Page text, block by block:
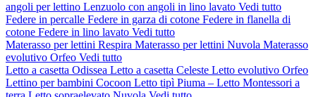
angoli per lettino Lenzuolo con angoli in lino lavato Vedi tutto
Federe in percalle Federe in garza di cotone Federe in flanella di
cotone Federe in lino lavato Vedi tutto
Materasso per lettini Respira Materasso per lettini Nuvola Materasso
evolutivo Orfeo Vedi tutto
Letto a casetta Odissea Letto a casetta Celeste Letto evolutivo Orfeo
Lettino per bambini Cocoon Letto tipì Piuma – Letto Montessori a